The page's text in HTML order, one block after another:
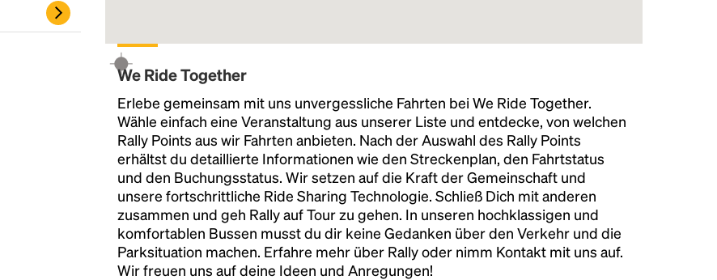
We Ride Together
Erlebe gemeinsam mit uns unvergessliche Fahrten bei We Ride Together.
Wähle einfach eine Veranstaltung aus unserer Liste und entdecke, von welchen
Rally Points aus wir Fahrten anbieten. Nach der Auswahl des Rally Points
erhältst du detaillierte Informationen wie den Streckenplan, den Fahrtstatus
und den Buchungsstatus. Wir setzen auf die Kraft der Gemeinschaft und
unsere fortschrittliche Ride Sharing Technologie. Schließ Dich mit anderen
zusammen und geh Rally auf Tour zu gehen. In unseren hochklassigen und
komfortablen Bussen musst du dir keine Gedanken über den Verkehr und die
Parksituation machen. Erfahre mehr über Rally oder nimm Kontakt mit uns auf.
Wir freuen uns auf deine Ideen und Anregungen!
printing and typesetting industry.
Ipsum has been the industry's standard
dummy text ever since the 1500s, when an
unknown printer took a galley of type and
scrambled it to make a type specimen book. It
has survived not only five centuries, but also
the leap into electronic typesetting, remaining
essentially unchanged.